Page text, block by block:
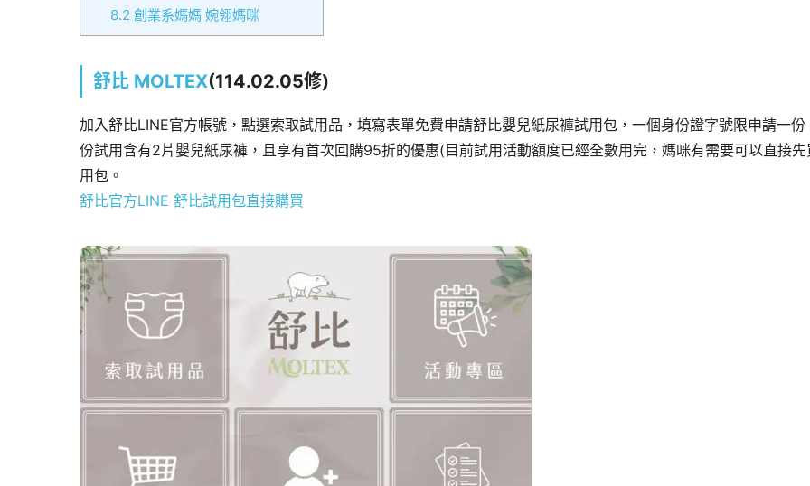
8.2 創業系媽媽 婉翎媽咪
舒比 MOLTEX(114.02.05修)
加入舒比LINE官方帳號，點選索取試用品，填寫表單免費申請舒比嬰兒紙尿褲試用包，一個身份證字號限申請一份
份試用含有2片嬰兒紙尿褲，且享有首次回購95折的優惠(目前試用活動額度已經全數用完，媽咪有需要可以直接先
用包。
舒比官方LINE 舒比試用包直接購買